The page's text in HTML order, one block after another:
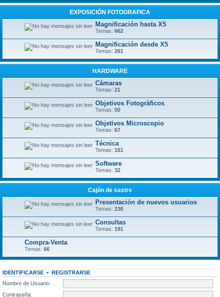
EXPOSICIÓN FOTOGRAFICA
Magnificación hasta X5
Temas: 662
Magnificación desde X5
Temas: 261
HARDWARE
Cámaras
Temas: 21
Objetivos Fotogràficos
Temas: 50
Objetivos Microscopio
Temas: 67
Técnica
Temas: 151
Software
Temas: 32
Cajón de sastre
Presentación de nuevos usuarios
Temas: 230
Consultas
Temas: 191
Compra-Venta
Temas: 66
IDENTIFICARSE • REGISTRARSE
Nombre de Usuario:
Contraseña: